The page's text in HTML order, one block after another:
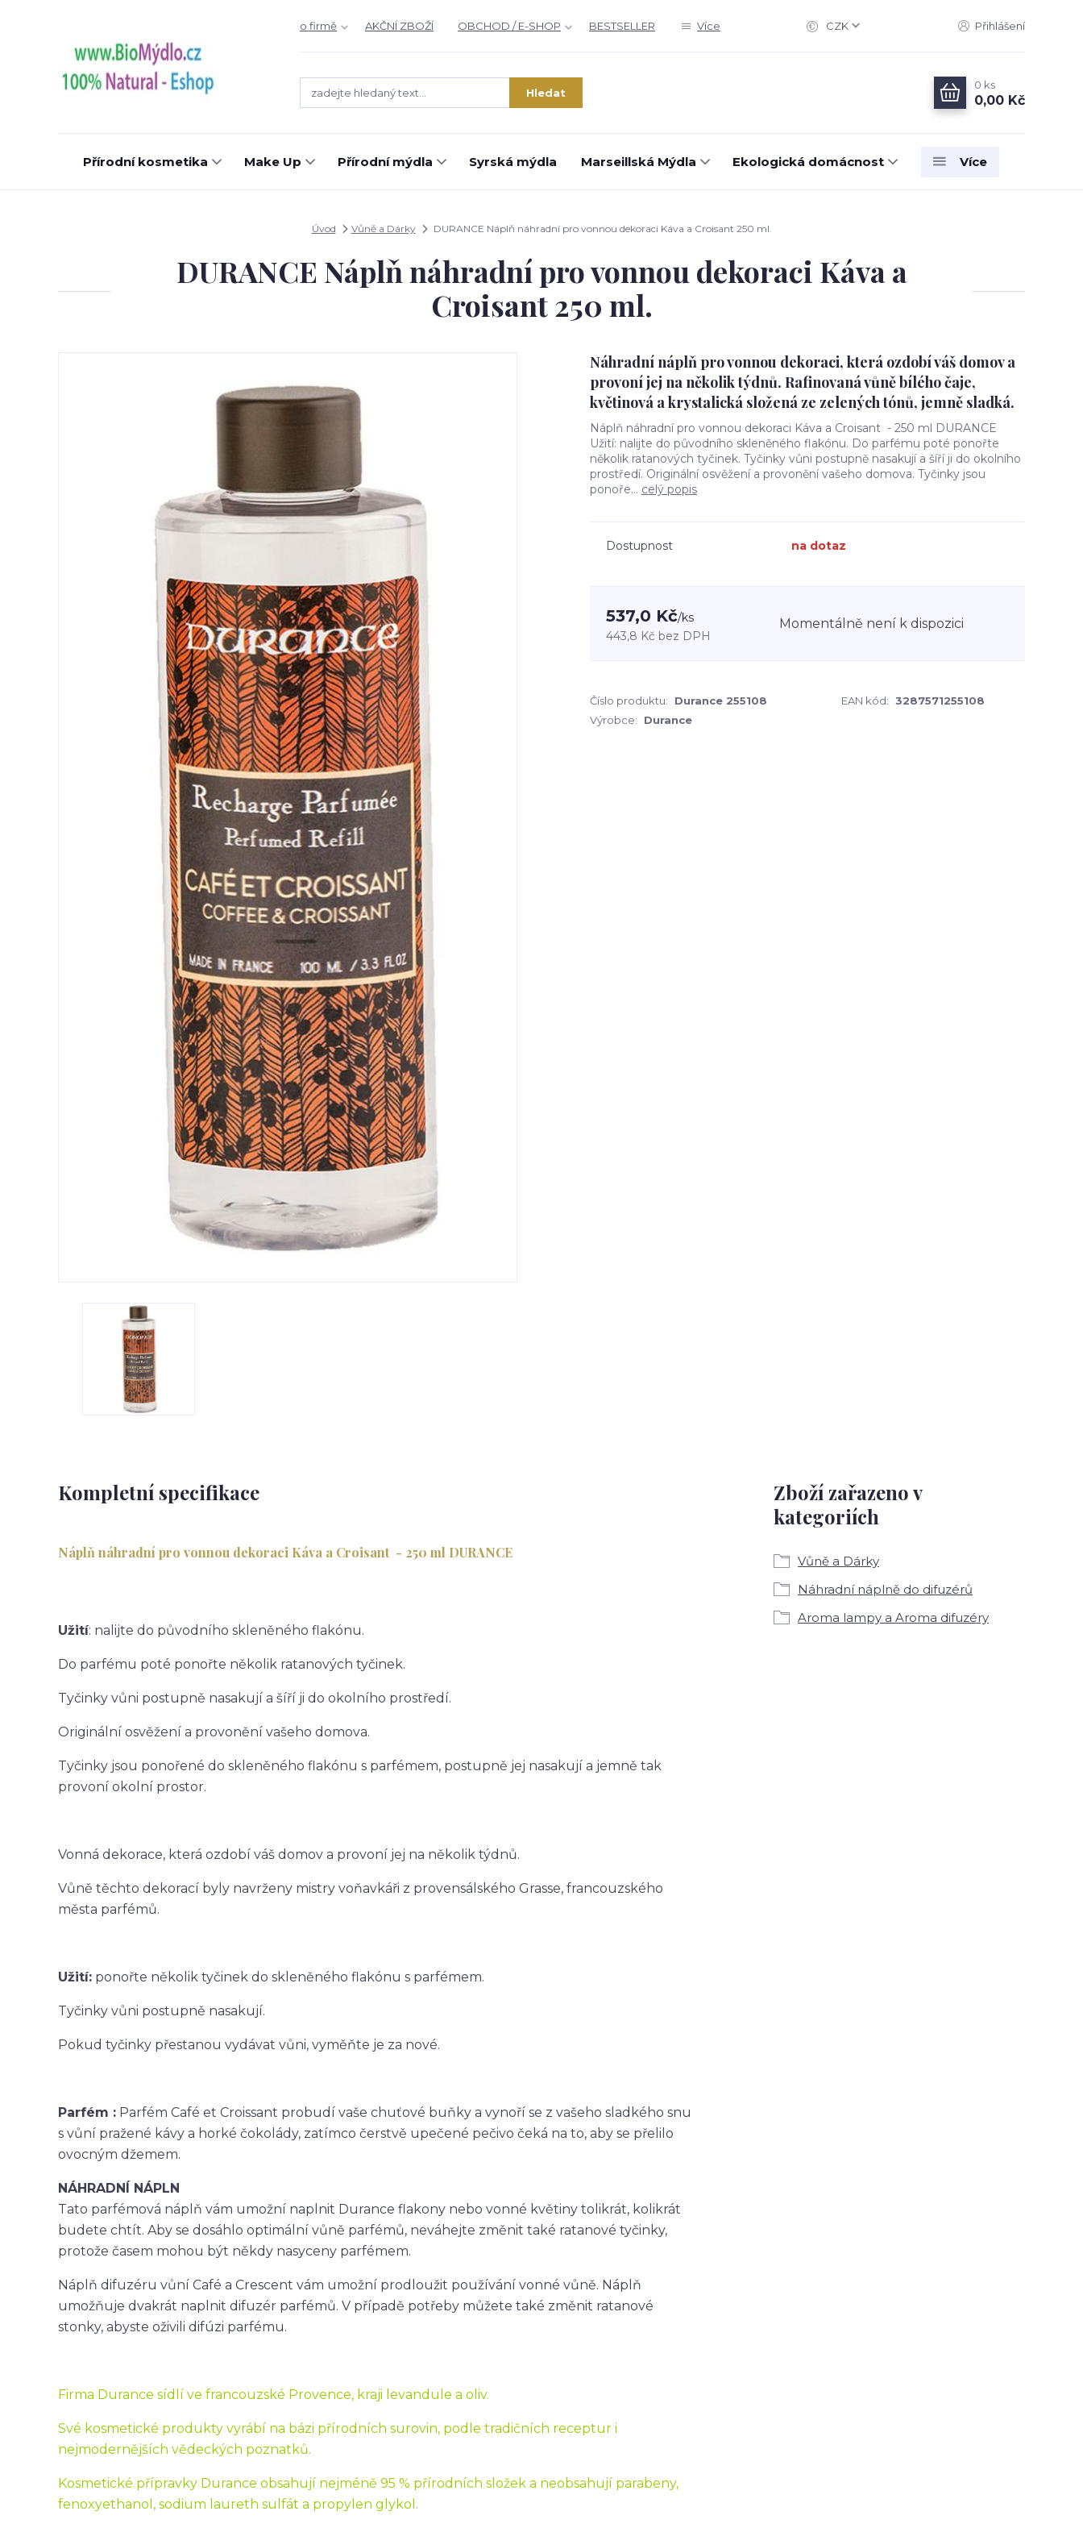
o firmě AKČNÍ ZBOŽÍ OBCHOD / E-SHOP BESTSELLER Více CZK Přihlášení
Hledat
0 ks
0,00 Kč
Přírodní kosmetika Make Up Přírodní mýdla Syrská mýdla Marseillská Mýdla Ekologická domácnost Více
Úvod Vůně a Dárky DURANCE Náplň náhradní pro vonnou dekoraci Káva a Croisant 250 ml.
DURANCE Náplň náhradní pro vonnou dekoraci Káva a
Croisant 250 ml.
Náhradní náplň pro vonnou dekoraci, která ozdobí váš domov a
provoní jej na několik týdnů. Rafinovaná vůně bílého čaje,
květinová a krystalická složená ze zelených tónů, jemně sladká.
Náplň náhradní pro vonnou dekoraci Káva a Croisant - 250 ml DURANCE
Užití: nalijte do původního skleněného flakónu. Do parfému poté ponořte
několik ratanových tyčinek. Tyčinky vůni postupně nasakují a šíří ji do okolního
prostředí. Originální osvěžení a provonění vašeho domova. Tyčinky jsou
ponoře... celý popis
Dostupnost na dotaz
537,0 Kč/ks
443,8 Kč bez DPH
Momentálně není k dispozici
Číslo produktu: Durance 255108 EAN kód: 3287571255108
Výrobce:
Durance
Kompletní specifikace
Náplň náhradní pro vonnou dekoraci Káva a Croisant - 250 ml DURANCE
Užití: nalijte do původního skleněného flakónu.
Do parfému poté ponořte několik ratanových tyčinek.
Tyčinky vůni postupně nasakují a šíří ji do okolního prostředí.
Originální osvěžení a provonění vašeho domova.
Tyčinky jsou ponořené do skleněného flakónu s parfémem, postupně jej nasakují a jemně tak
provoní okolní prostor.
Vonná dekorace, která ozdobí váš domov a provoní jej na několik týdnů.
Vůně těchto dekorací byly navrženy mistry voňavkáři z provensálského Grasse, francouzského
města parfémů.
Užití: ponořte několik tyčinek do skleněného flakónu s parfémem.
Tyčinky vůni postupně nasakují.
Pokud tyčinky přestanou vydávat vůni, vyměňte je za nové.
Parfém : Parfém Café et Croissant probudí vaše chuťové buňky a vynoří se z vašeho sladkého snu
s vůní pražené kávy a horké čokolády, zatímco čerstvě upečené pečivo čeká na to, aby se přelilo
ovocným džemem.
NÁHRADNÍ NÁPLN
Tato parfémová náplň vám umožní naplnit Durance flakony nebo vonné květiny tolikrát, kolikrát
budete chtít. Aby se dosáhlo optimální vůně parfémů, neváhejte změnit také ratanové tyčinky,
protože časem mohou být někdy nasyceny parfémem.
Náplň difuzéru vůní Café a Crescent vám umožní prodloužit používání vonné vůně. Náplň
umožňuje dvakrát naplnit difuzér parfémů. V případě potřeby můžete také změnit ratanové
stonky, abyste oživili difúzi parfému.
Firma Durance sídlí ve francouzské Provence, kraji levandule a oliv.
Své kosmetické produkty vyrábí na bázi přírodních surovin, podle tradičních receptur i
nejmodernějších vědeckých poznatků.
Kosmetické přípravky Durance obsahují nejméně 95 % přírodních složek a neobsahují parabeny,
fenoxyethanol, sodium laureth sulfát a propylen glykol.
Zboží zařazeno v
kategoriích
Vůně a Dárky
Náhradní náplně do difuzérů
Aroma lampy a Aroma difuzéry